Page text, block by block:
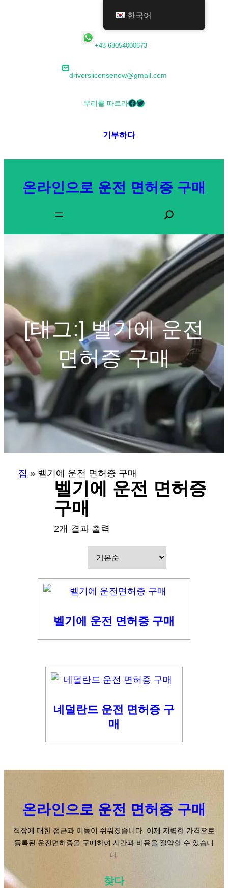
+43 68054000673
driverslicensenow@gmail.com
우리를 따르라Facebook Twitter
기부하다
온라인으로 운전 면허증 구매
찾
[태그:]벨기에 운전
면허증 구매
집 » 벨기에 운전 면허증 구매
벨기에 운전 면허증
구매
2개 결과 출력
벨기에 운전 면허증 구매
네덜란드 운전 면허증 구
매
온라인으로 운전 면허증 구매
직장에 대한 접근과 이동이 쉬워졌습니다. 이제 저렴한 가격으로
등록된 운전면허증을 구매하여 시간과 비용을 절약할 수 있습니
다.
찾다
한국어